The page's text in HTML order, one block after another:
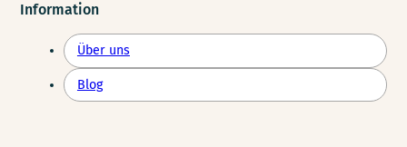
Information
Über uns
Blog